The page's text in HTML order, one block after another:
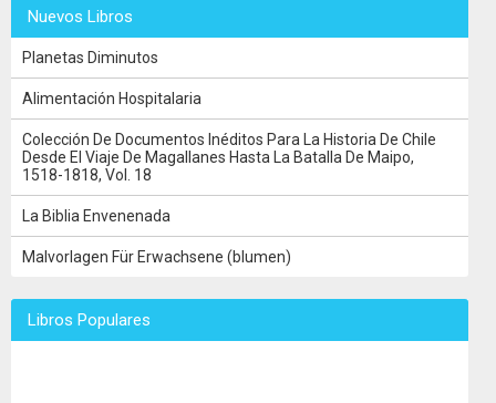
Nuevos Libros
Planetas Diminutos
Alimentación Hospitalaria
Colección De Documentos Inéditos Para La Historia De Chile
Desde El Viaje De Magallanes Hasta La Batalla De Maipo,
1518-1818, Vol. 18
La Biblia Envenenada
Malvorlagen Für Erwachsene (blumen)
Libros Populares